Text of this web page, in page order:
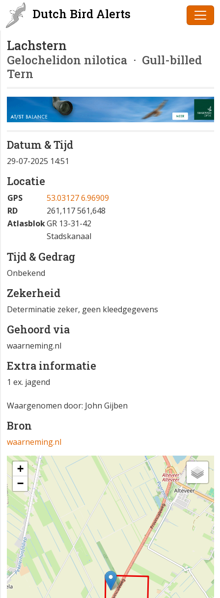
Dutch Bird Alerts
Lachstern
Gelochelidon nilotica · Gull-billed
Tern
Datum & Tijd
29-07-2025 14:51
Locatie
GPS
53.03127 6.96909
RD
261,117 561,648
AtlasblokGR 13-31-42
Stadskanaal
Tijd & Gedrag
Onbekend
Zekerheid
Determinatie zeker, geen kleedgegevens
Gehoord via
waarneming.nl
Extra informatie
1 ex. jagend
Waargenomen door: John Gijben
Bron
waarneming.nl
+
−